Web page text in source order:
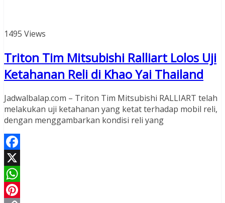
1495 Views
Triton Tim Mitsubishi Ralliart Lolos Uji
Ketahanan Reli di Khao Yai Thailand
Jadwalbalap.com – Triton Tim Mitsubishi RALLIART telah
melakukan uji ketahanan yang ketat terhadap mobil reli,
dengan menggambarkan kondisi reli yang
Facebook
X
WhatsApp